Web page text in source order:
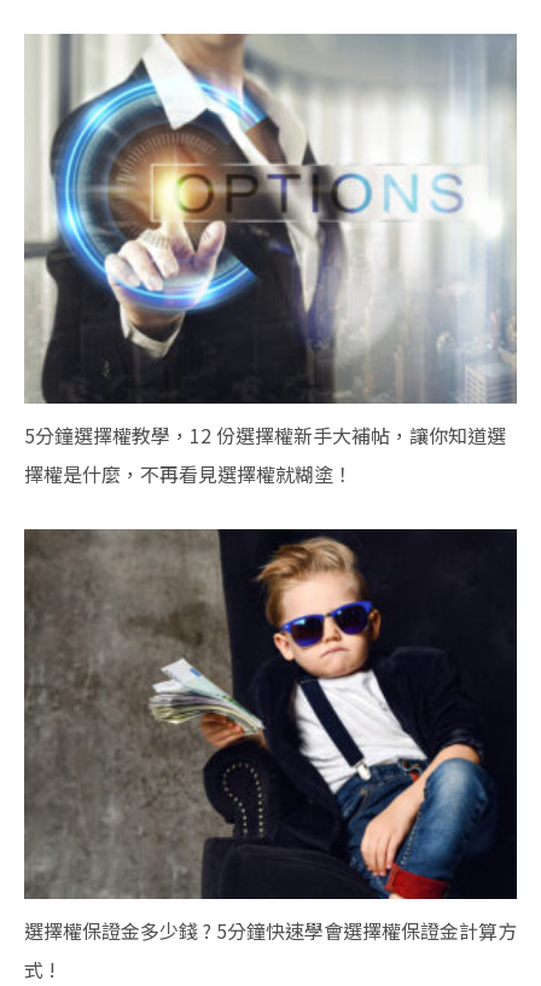
5分鐘選擇權教學，12 份選擇權新手大補帖，讓你知道選
擇權是什麼，不再看見選擇權就糊塗！
選擇權保證金多少錢 ? 5分鐘快速學會選擇權保證金計算方
式 !